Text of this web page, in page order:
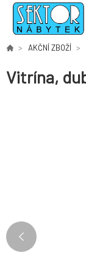
AKČNÍ ZBOŽÍ
Vitrína,